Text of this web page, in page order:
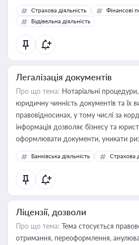
корисне для власника бізнесу,
бухгалтера під час оподаткування,
державного майна, корпоративних
статусу суб'єктів оціночної діяльності
Страхова діяльність
Фінансові
Будівельна діяльність
Легалізація документів
Про що тема: Нотаріальні
юридичну чинність документів та їх
правовідносинах, у тому числі за
інформація дозволяє бізнесу та
оформлювати документи, уникати
забезпечувати їх належне прийняття
контрагентами
Банківська діяльність Страхова
Ліцензії, дозволи
Про що тема: Тема стосується
отримання, переоформлення,